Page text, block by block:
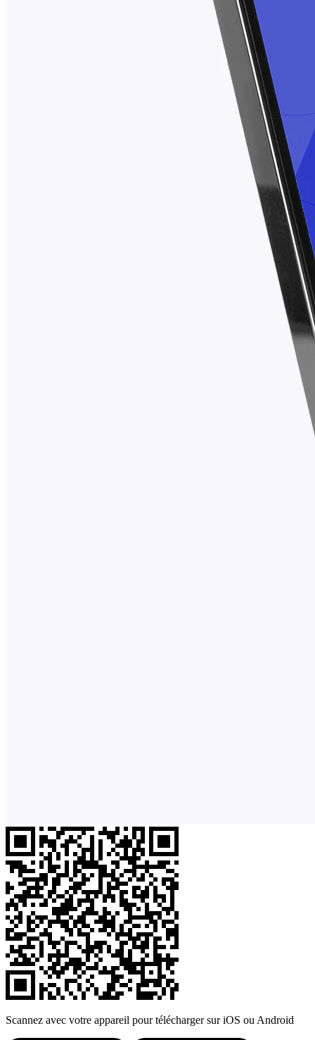
Scannez avec votre appareil pour télécharger sur iOS ou Android